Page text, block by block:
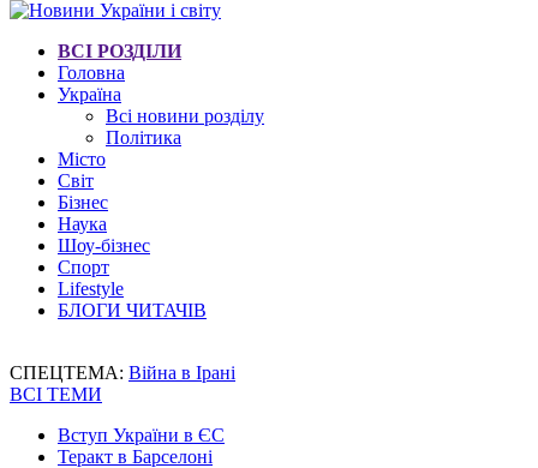
ВСІ РОЗДІЛИ
Головна
Україна
Всі новини розділу
Політика
Місто
Світ
Бізнес
Наука
Шоу-бізнес
Спорт
Lifestyle
БЛОГИ ЧИТАЧІВ
СПЕЦТЕМА: Війна в Ірані
ВСІ ТЕМИ
Вступ України в ЄС
Теракт в Барселоні